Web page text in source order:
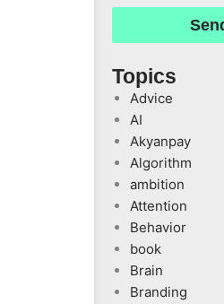
Topics
Advice
AI
Akyanpay
Algorithm
ambition
Attention
Behavior
book
Brain
Branding